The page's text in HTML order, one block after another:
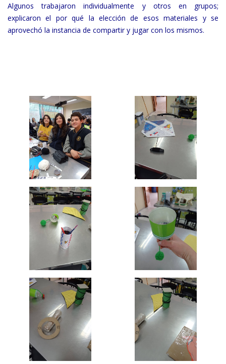
Algunos trabajaron individualmente y otros en grupos;
explicaron el por qué la elección de esos materiales y se
aprovechó la instancia de compartir y jugar con los mismos.